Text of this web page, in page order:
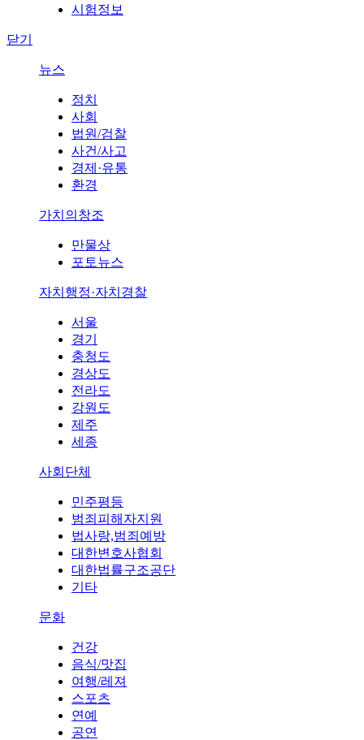
시험정보
닫기
뉴스
정치
사회
법원/검찰
사건/사고
경제·유통
환경
가치의창조
만물상
포토뉴스
자치행정·자치경찰
서울
경기
충청도
경상도
전라도
강원도
제주
세종
사회단체
민주평등
범죄피해자지원
법사랑,범죄예방
대한변호사협회
대한법률구조공단
기타
문화
건강
음식/맛집
여행/레져
스포츠
연예
공연